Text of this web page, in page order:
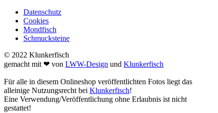
Datenschutz
Cookies
Mondfisch
Schmucksteine
© 2022 Klunkerfisch
gemacht mit ❤ von LWW-Design und Klunkerfisch
Für alle in diesem Onlineshop veröffentlichten Fotos liegt das
alleinige Nutzungsrecht bei Klunkerfisch!
Eine Verwendung/Veröffentlichung ohne Erlaubnis ist nicht
gestattet!